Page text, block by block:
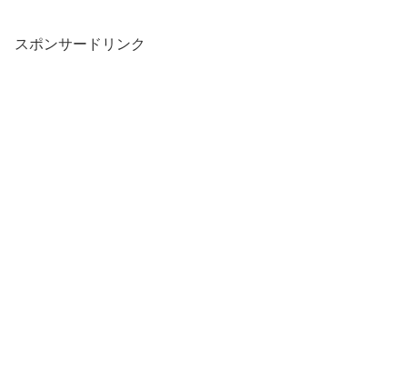
スポンサードリンク